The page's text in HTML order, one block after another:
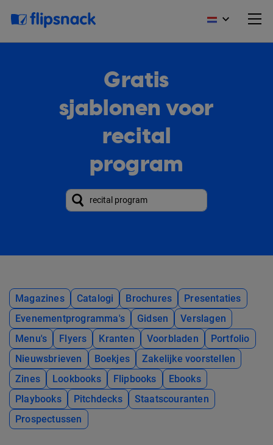
Gratis
sjablonen voor
recital
program
Magazines Catalogi Brochures
Presentaties
Evenementprogramma's
Gidsen
Verslagen
Menu's
Flyers Kranten Voorbladen
Portfolio
Nieuwsbrieven
Boekjes
Zakelijke voorstellen
Zines
Lookbooks Flipbooks
Ebooks
Playbooks
Pitchdecks
Staatscouranten
Prospectussen